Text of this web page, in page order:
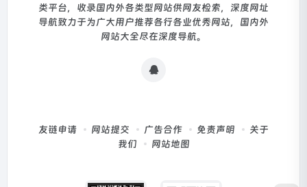
类平台，收录国内外各类型网站供网友检索，深度网址
导航致力于为广大用户推荐各行各业优秀网站，国内外
网站大全尽在深度导航。
友链申请 网站提交 广告合作 免责声明
关于
我们
网站地图